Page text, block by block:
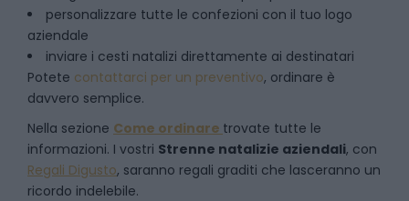
personalizzare tutte le confezioni con il tuo logo
aziendale
inviare i cesti natalizi direttamente ai destinatari
Potete contattarci per un preventivo, ordinare è
davvero semplice.
Nella sezione Come ordinare trovate tutte le
informazioni. I vostri Strenne natalizie aziendali, con
Regali Digusto, saranno regali graditi che lasceranno un
ricordo indelebile.